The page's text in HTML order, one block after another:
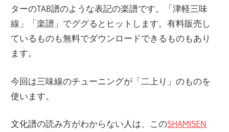
ターのTAB譜のような表記の楽譜です。「津軽三味
線」「楽譜」でググるとヒットします。有料販売し
ているものも無料でダウンロードできるものもあり
ます。
今回は三味線のチューニングが「二上り」のものを
使います。
文化譜の読み方がわからない人は、このSHAMISEN